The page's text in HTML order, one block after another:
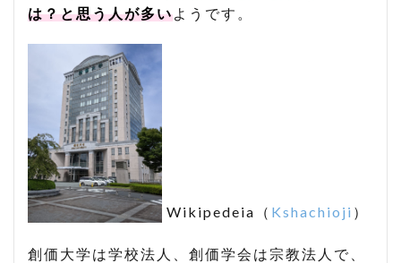
は？と思う人が多い ようです。
Wikipedeia（ Kshachioji ）
創価大学は学校法人、創価学会は宗教法人で、